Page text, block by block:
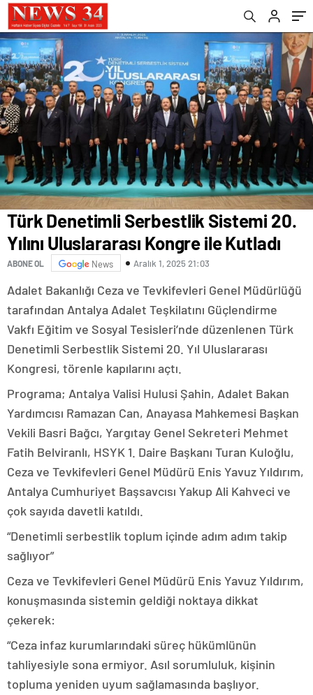
Türk Denetimli Serbestlik Sistemi 20.
Yılını Uluslararası Kongre ile Kutladı
ABONE OL News Aralık 1, 2025 21:03
Adalet Bakanlığı Ceza ve Tevkifevleri Genel Müdürlüğü
tarafından Antalya Adalet Teşkilatını Güçlendirme
Vakfı Eğitim ve Sosyal Tesisleri’nde düzenlenen Türk
Denetimli Serbestlik Sistemi 20. Yıl Uluslararası
Kongresi, törenle kapılarını açtı.
Programa; Antalya Valisi Hulusi Şahin, Adalet Bakan
Yardımcısı Ramazan Can, Anayasa Mahkemesi Başkan
Vekili Basri Bağcı, Yargıtay Genel Sekreteri Mehmet
Fatih Belviranlı, HSYK 1. Daire Başkanı Turan Kuloğlu,
Ceza ve Tevkifevleri Genel Müdürü Enis Yavuz Yıldırım,
Antalya Cumhuriyet Başsavcısı Yakup Ali Kahveci ve
çok sayıda davetli katıldı.
“Denetimli serbestlik toplum içinde adım adım takip
sağlıyor”
Ceza ve Tevkifevleri Genel Müdürü Enis Yavuz Yıldırım,
konuşmasında sistemin geldiği noktaya dikkat
çekerek:
“Ceza infaz kurumlarındaki süreç hükümlünün
tahliyesiyle sona ermiyor. Asıl sorumluluk, kişinin
topluma yeniden uyum sağlamasında başlıyor.